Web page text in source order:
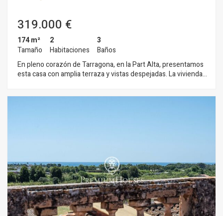
Tarragona y las principales vías de comunicación.
319.000 €
174 m²
Tamaño
2
Habitaciones
3
Baños
En pleno corazón de Tarragona, en la Part Alta, presentamos
esta casa con amplia terraza y vistas despejadas. La vivienda
suite con salida a la terraza y vistas despejadas. La Part Alta
es el casco histórico de Tarragona y uno de los barrios con
más personalidad de la ciudad. Se encuentra en la zona más
elevada de la antigua Tarraco romana y concentra gran parte
del patrimonio monumental declarado Patrimonio de la
Humanidad por la UNESCO.